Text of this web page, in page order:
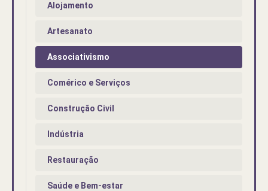
Alojamento
Artesanato
Associativismo
Comérico e Serviços
Construção Civil
Indústria
Restauração
Saúde e Bem-estar